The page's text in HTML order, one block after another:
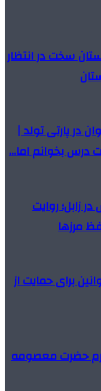
سخت در انتظار
در پارتی تولد |
درس بخوانم اما…
زابل؛ روایت
مرزها
برای حمایت از
حضرت معصومه